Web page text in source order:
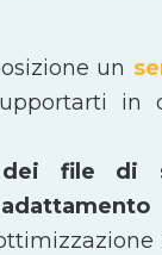
un
in
file di